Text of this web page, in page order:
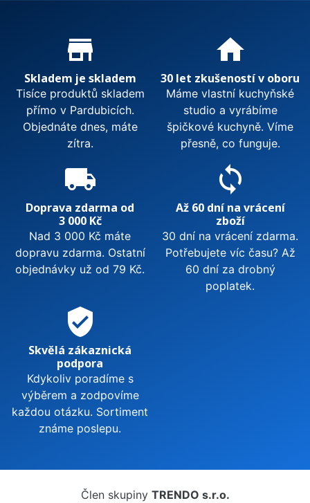
Proč nakupovat u nás?
store_mall_directory
Skladem je skladem
Tisíce produktů skladem
přímo v Pardubicích.
Objednáte dnes, máte
zítra.
home
30 let zkušeností v oboru
Máme vlastní kuchyňské
studio a vyrábíme
špičkové kuchyně. Víme
přesně, co funguje.
local_shipping
Doprava zdarma od
3 000 Kč
Nad 3 000 Kč máte
dopravu zdarma. Ostatní
objednávky už od 79 Kč.
sync
Až 60 dní na vrácení
zboží
30 dní na vrácení zdarma.
Potřebujete víc času? Až
60 dní za drobný
poplatek.
verified_user
Skvělá zákaznická
podpora
Kdykoliv poradíme s
výběrem a zodpovíme
každou otázku. Sortiment
známe poslepu.
Člen skupiny TRENDO s.r.o.